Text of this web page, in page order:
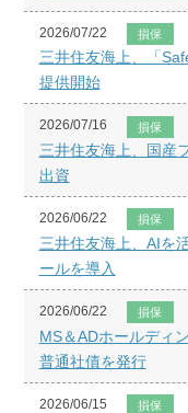
2026/07/22 損保
三井住友海上、「
提供開始
2026/07/16 損保
三井住友海上、国産
出資
2026/06/22 損保
三井住友海上、AIを
ールを導入
2026/06/22 損保
MS＆ADホールディ
普通社債を発行
2026/06/15 損保